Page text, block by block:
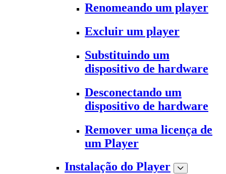
Renomeando um player
Excluir um player
Substituindo um
dispositivo de hardware
Desconectando um
dispositivo de hardware
Remover uma licença de
um Player
Instalação do Player